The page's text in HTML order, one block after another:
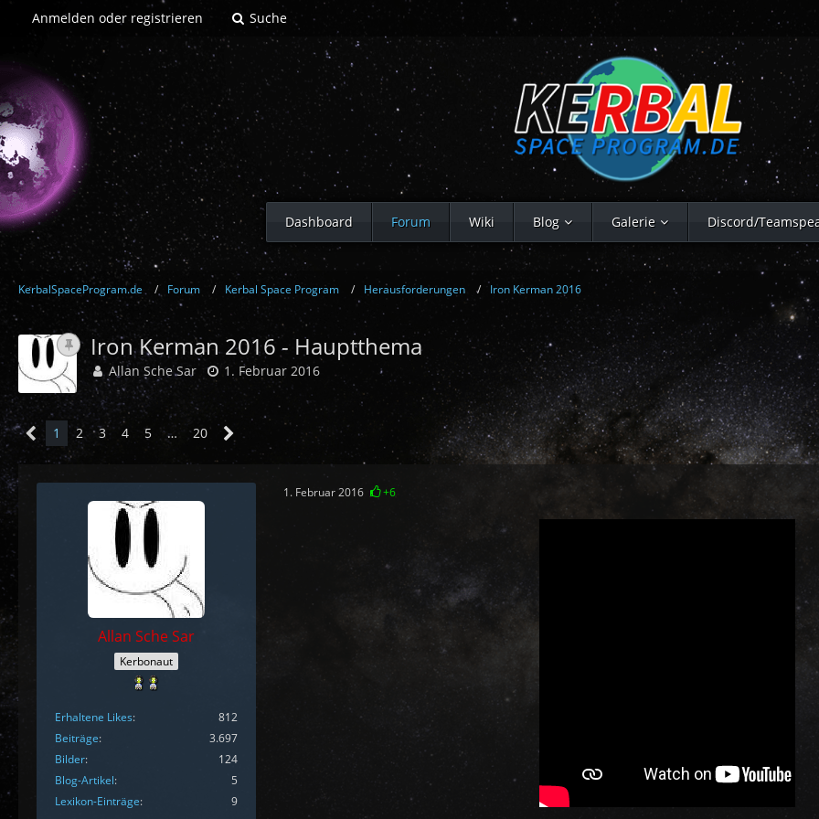
Anmelden oder registrieren Suche
Dashboard Forum Wiki Blog Galerie Discord/
KerbalSpaceProgram.de Forum Kerbal Space Program Herausforderungen Iron Kerman 2016
Iron Kerman 2016 - Hauptthema
Allan Sche Sar 1. Februar 2016
1 2 3 4 5 … 20
Allan Sche Sar
Kerbonaut
Erhaltene Likes
812
Beiträge
3.697
Bilder
124
Blog-Artikel
5
Lexikon-Einträge
9
1. Februar 2016 +6